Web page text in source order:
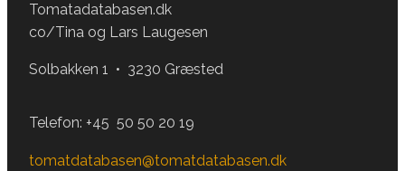
Tomatadatabasen.dk
co/Tina og Lars Laugesen
Solbakken 1 • 3230 Græsted
Telefon: +45 50 50 20 19
tomatdatabasen@tomatdatabasen.dk